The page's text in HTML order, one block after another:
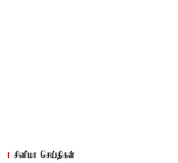
சினிமா செய்திகள்